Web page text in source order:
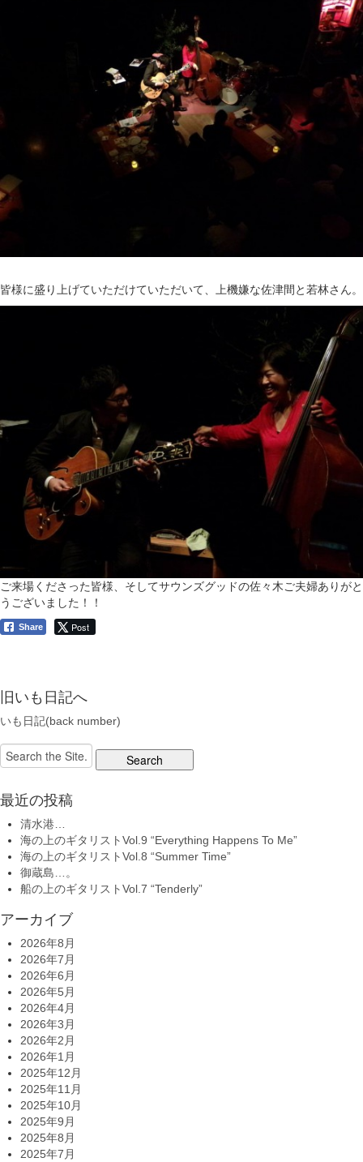
皆様に盛り上げていただけていただいて、上機嫌な佐津間と若林さん。
ご来場くださった皆様、そしてサウンズグッドの佐々木ご夫婦ありがと
うございました！！
Share Post
旧いも日記へ
いも日記(back number)
Search
for:
最近の投稿
清水港…
海の上のギタリストVol.9 “Everything Happens To Me”
海の上のギタリストVol.8 “Summer Time”
御蔵島…。
船の上のギタリストVol.7 “Tenderly”
アーカイブ
2026年8月
2026年7月
2026年6月
2026年5月
2026年4月
2026年3月
2026年2月
2026年1月
2025年12月
2025年11月
2025年10月
2025年9月
2025年8月
2025年7月